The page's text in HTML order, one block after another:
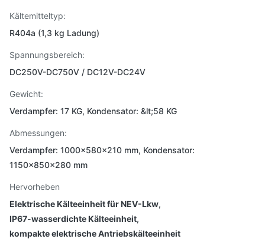
Kältemitteltyp:
R404a (1,3 kg Ladung)
Spannungsbereich:
DC250V-DC750V / DC12V-DC24V
Gewicht:
Verdampfer: 17 KG, Kondensator: &lt;58 KG
Abmessungen:
Verdampfer: 1000×580×210 mm, Kondensator:
1150×850×280 mm
Hervorheben
Elektrische Kälteeinheit für NEV-Lkw,
IP67-wasserdichte Kälteeinheit,
kompakte elektrische Antriebskälteeinheit